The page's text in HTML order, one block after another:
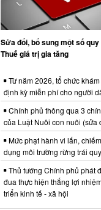
Sửa đổi, bổ sung một số
Thuế giá trị gia tăng
Từ năm 2026, tổ chức
định kỳ miễn phí cho người
Chính phủ thông qua 3
của Luật Nuôi con nuôi (sửa
Mức phạt hành vi lấn,
dụng môi trường rừng trái
Thủ tướng Chính phủ phát
đua thực hiện thắng lợi
triển kinh tế - xã hội